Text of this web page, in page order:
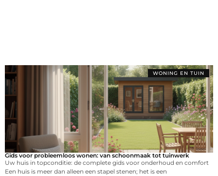
WONING EN TUIN
Gids voor probleemloos wonen: van schoonmaak tot tuinwerk
Uw huis in topconditie: de complete gids voor onderhoud en comfort
Een huis is meer dan alleen een stapel stenen; het is een